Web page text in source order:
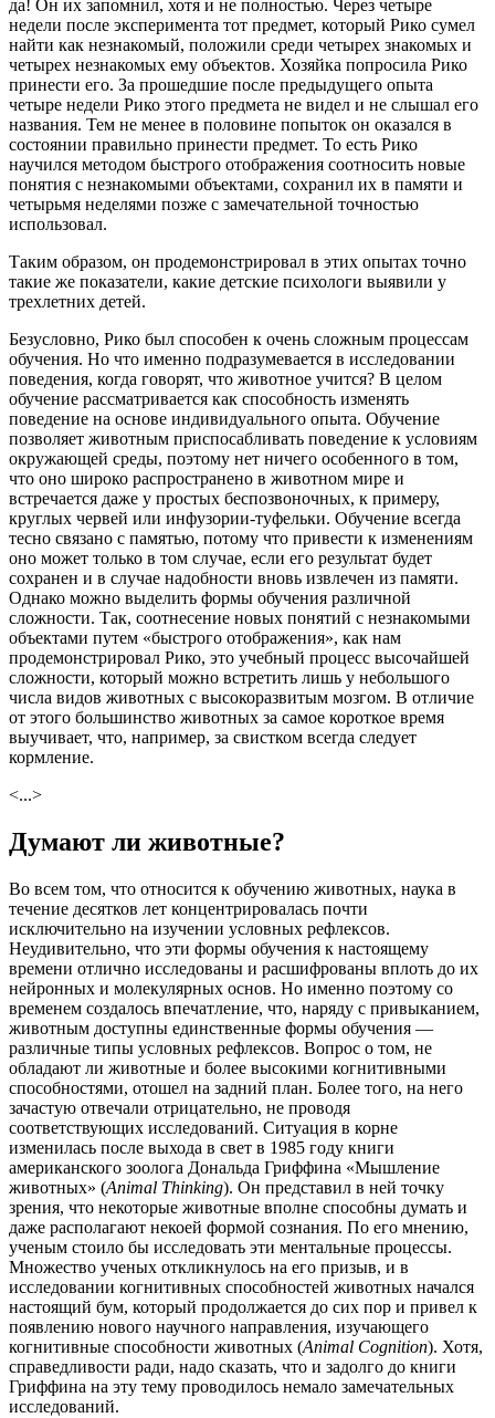
да! Он их запомнил, хотя и не полностью. Через четыре
недели после эксперимента тот предмет, который Рико сумел
найти как незнакомый, положили среди четырех знакомых и
четырех незнакомых ему объектов. Хозяйка попросила Рико
принести его. За прошедшие после предыдущего опыта
четыре недели Рико этого предмета не видел и не слышал его
названия. Тем не менее в половине попыток он оказался в
состоянии правильно принести предмет. То есть Рико
научился методом быстрого отображения соотносить новые
понятия с незнакомыми объектами, сохранил их в памяти и
четырьмя неделями позже с замечательной точностью
использовал.
Таким образом, он продемонстрировал в этих опытах точно
такие же показатели, какие детские психологи выявили у
трехлетних детей.
Безусловно, Рико был способен к очень сложным процессам
обучения. Но что именно подразумевается в исследовании
поведения, когда говорят, что животное учится? В целом
обучение рассматривается как способность изменять
поведение на основе индивидуального опыта. Обучение
позволяет животным приспосабливать поведение к условиям
окружающей среды, поэтому нет ничего особенного в том,
что оно широко распространено в животном мире и
встречается даже у простых беспозвоночных, к примеру,
круглых червей или инфузории-туфельки. Обучение всегда
тесно связано с памятью, потому что привести к изменениям
оно может только в том случае, если его результат будет
сохранен и в случае надобности вновь извлечен из памяти.
Однако можно выделить формы обучения различной
сложности. Так, соотнесение новых понятий с незнакомыми
объектами путем «быстрого отображения», как нам
продемонстрировал Рико, это учебный процесс высочайшей
сложности, который можно встретить лишь у небольшого
числа видов животных с высокоразвитым мозгом. В отличие
от этого большинство животных за самое короткое время
выучивает, что, например, за свистком всегда следует
кормление.
<...>
Думают ли животные?
Во всем том, что относится к обучению животных, наука в
течение десятков лет концентрировалась почти
исключительно на изучении условных рефлексов.
Неудивительно, что эти формы обучения к настоящему
времени отлично исследованы и расшифрованы вплоть до их
нейронных и молекулярных основ. Но именно поэтому со
временем создалось впечатление, что, наряду с привыканием,
животным доступны единственные формы обучения —
различные типы условных рефлексов. Вопрос о том, не
обладают ли животные и более высокими когнитивными
способностями, отошел на задний план. Более того, на него
зачастую отвечали отрицательно, не проводя
соответствующих исследований. Ситуация в корне
изменилась после выхода в свет в 1985 году книги
американского зоолога Дональда Гриффина «Мышление
животных» (Animal Thinking). Он представил в ней точку
зрения, что некоторые животные вполне способны думать и
даже располагают некоей формой сознания. По его мнению,
ученым стоило бы исследовать эти ментальные процессы.
Множество ученых откликнулось на его призыв, и в
исследовании когнитивных способностей животных начался
настоящий бум, который продолжается до сих пор и привел к
появлению нового научного направления, изучающего
когнитивные способности животных (Animal Cognition). Хотя,
справедливости ради, надо сказать, что и задолго до книги
Гриффина на эту тему проводилось немало замечательных
исследований.